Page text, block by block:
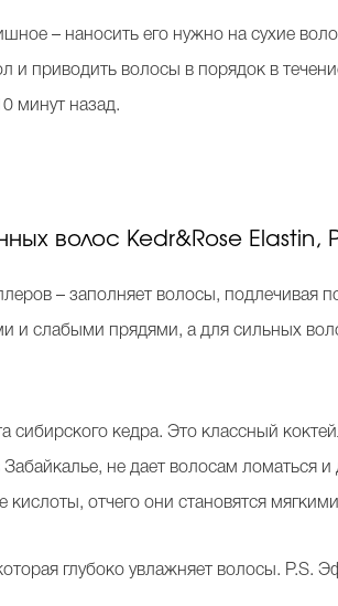
– наносить его нужно на сухие
приводить волосы в порядок в
минут назад.
волос Kedr&Rose Elastin,
– заполняет волосы, подлечивая
и слабыми прядями, а для сильных
сибирского кедра. Это классный
не дает волосам ломаться
отчего они становятся
глубоко увлажняет волосы.